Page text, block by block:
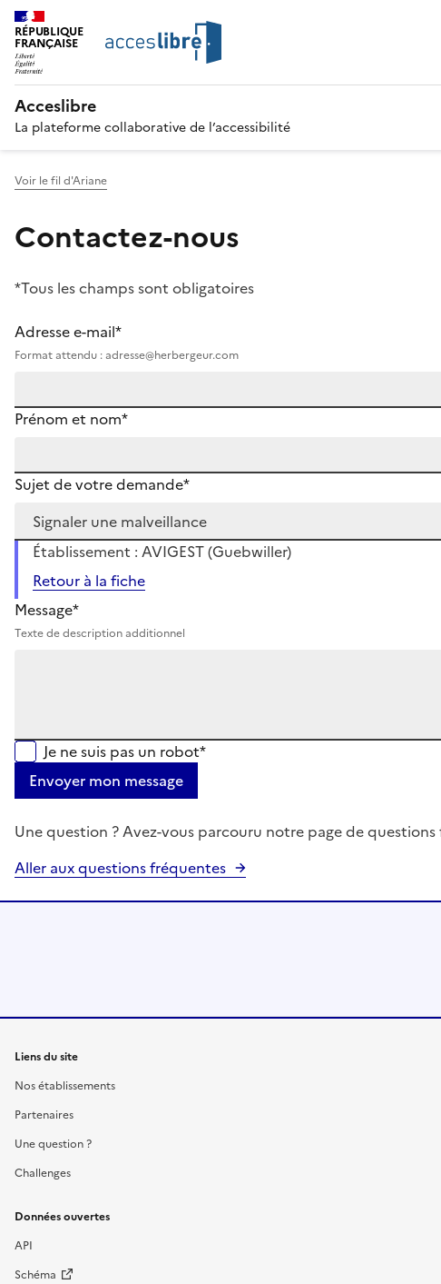
RÉPUBLIQUE
FRANÇAISE
Acceslibre
La plateforme collaborative de l’accessibilité
Voir le fil d'Ariane
Contactez-nous
*Tous les champs sont obligatoires
Adresse e-mail*
Format attendu : adresse@herbergeur.com
Prénom et nom*
Sujet de votre demande*
Établissement : AVIGEST (Guebwiller)
Retour à la fiche
Message*
Texte de description additionnel
Je ne suis pas un robot*
Envoyer mon message
Une question ? Avez-vous parcouru notre page de questions
Aller aux questions fréquentes
Liens du site
Nos établissements
Partenaires
Une question ?
Challenges
Données ouvertes
API
Schéma